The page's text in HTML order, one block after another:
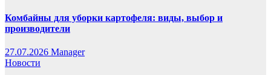
Комбайны для уборки картофеля: виды, выбор и
производители
27.07.2026 Manager
Новости